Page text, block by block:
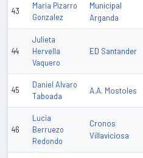
43
Maria Pizarro
Gonzalez
Municipal
Arganda
44
Julieta
Hervella
Vaquero
ED Santander
45
Daniel Alvaro
Taboada
A.A. Mostoles
46
Lucia
Berruezo
Redondo
Cronos
Villaviciosa